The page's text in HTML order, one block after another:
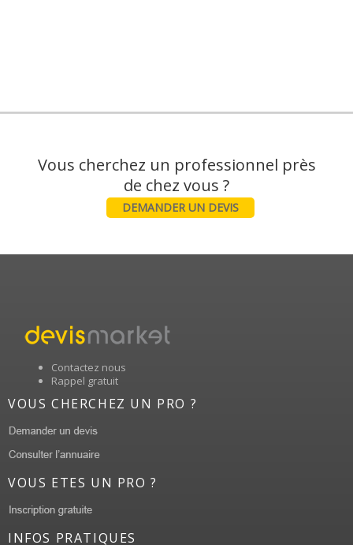
Vous cherchez un professionnel près
DEMANDER UN DEVIS
Contactez nous
Rappel gratuit
VOUS CHERCHEZ UN PRO ?
VOUS ETES UN PRO ?
INFOS PRATIQUES